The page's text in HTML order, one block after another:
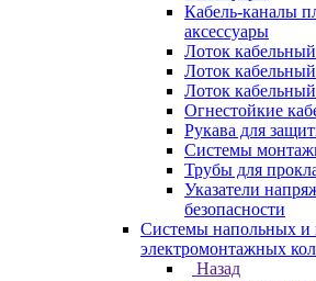
Кабель-каналы
аксессуары
Лоток
Лоток
Лоток
Огнестойкие
Рукава для
Системы
Трубы для
Указатели
безопасности
Системы напольных и
электромонтажных
Назад